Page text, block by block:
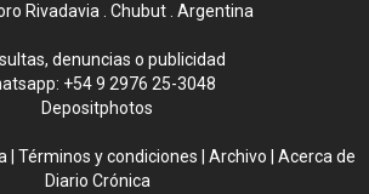
Rivadavia . Chubut . Argentina
denuncias o publicidad
+54 9 2976 25-3048
Depositphotos
Términos y condiciones Archivo
Acerca de
Diario Crónica